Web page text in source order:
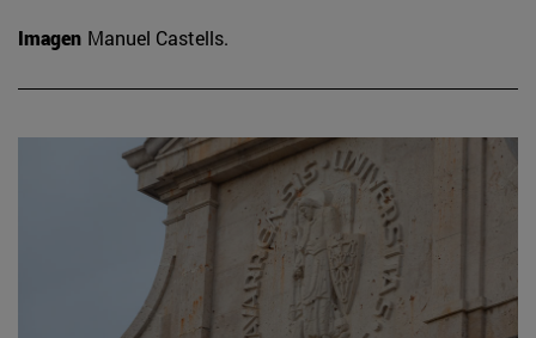
Imagen Manuel Castells.